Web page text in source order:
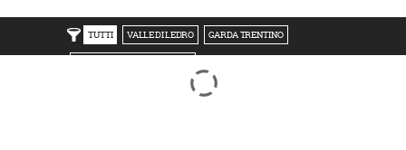
TUTTI VALLE DI LEDRO GARDA TRENTINO
ROVERETO M.BALDO V/GRESTA